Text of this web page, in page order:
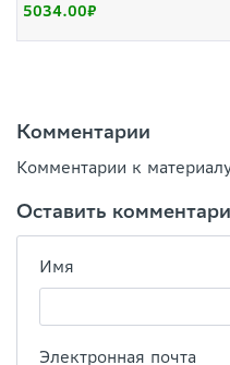
5034.00
Комментарии
Комментарии к
Оставить
Имя
Электронная почта